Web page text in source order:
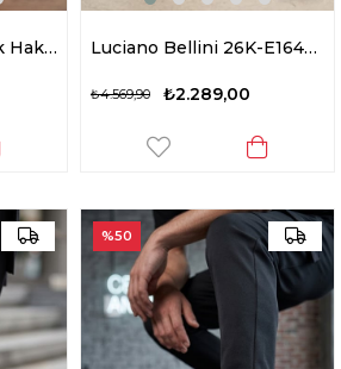
Elit ERL62400 Erkek Hakiki Deri Casual Ayakkabı Kahverengi Luciano Bellini 26K-E16403 Formal Erkek Casual Ayakkabı Krem
₺2.289,00
₺4.569,90
%50